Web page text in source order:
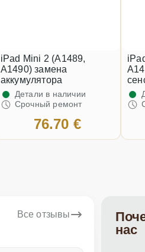
iPad Mini 2 (A1489,
A1490) замена
аккумулятора
Детали в наличии
Срочный ремонт
76.70 €
Все отзывы
нас